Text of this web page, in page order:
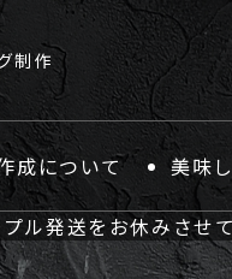
制作
成について 美味
ル発送をお休みさせ